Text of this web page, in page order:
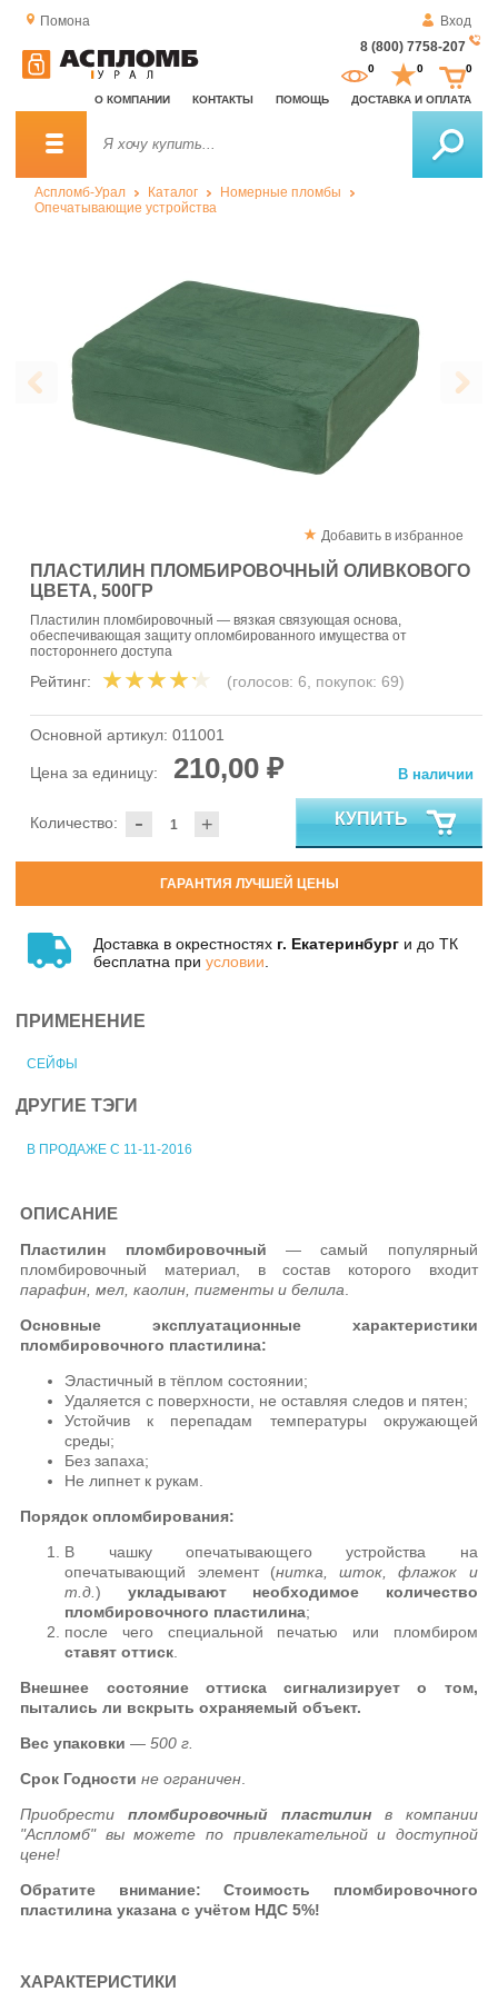
Помона
Вход
8 (800) 7758-207
О КОМПАНИИ КОНТАКТЫ ПОМОЩЬ ДОСТАВКА И ОПЛАТА
0 0 0
Аспломб-Урал Каталог
Номерные пломбы
Опечатывающие устройства
Добавить в избранное
ПЛАСТИЛИН ПЛОМБИРОВОЧНЫЙ ОЛИВКОВОГО
ЦВЕТА, 500ГР
Пластилин пломбировочный — вязкая связующая основа,
обеспечивающая защиту опломбированного имущества от
постороннего доступа
Рейтинг: (голосов: 6, покупок: 69)
Основной артикул: 011001
Цена за единицу: 210,00 ₽
- +
Количество:
В наличии
КУПИТЬ
ГАРАНТИЯ ЛУЧШЕЙ ЦЕНЫ
Доставка в окрестностях г. Екатеринбург и до ТК
бесплатна при условии
ПРИМЕНЕНИЕ
СЕЙФЫ
ДРУГИЕ ТЭГИ
В ПРОДАЖЕ С 11-11-2016
ОПИСАНИЕ
Пластилин пломбировочный — самый популярный
пломбировочный материал, в состав которого входит
парафин, мел, каолин, пигменты и белила.
Основные эксплуатационные характеристики
пломбировочного пластилина:
Эластичный в тёплом состоянии;
Удаляется с поверхности, не оставляя следов и пятен;
Устойчив к перепадам температуры окружающей
среды;
Без запаха;
Не липнет к рукам.
Порядок опломбирования:
В чашку опечатывающего устройства на
опечатывающий элемент (нитка, шток, флажок и
т.д.) укладывают необходимое количество
пломбировочного пластилина;
после чего специальной печатью или пломбиром
ставят оттиск.
Внешнее состояние оттиска сигнализирует о том,
пытались ли вскрыть охраняемый объект.
Вес упаковки — 500 г.
Срок Годности не ограничен.
Приобрестипломбировочный пластилин в компании
"Аспломб" вы можете по привлекательной и доступной
цене!
Обратите внимание: Стоимость пломбировочного
пластилина указанас учётом НДС 5%!
ХАРАКТЕРИСТИКИ